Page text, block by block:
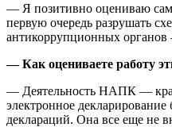
— Я позитивно оцениваю
первую очередь разрушать
антикоррупционных
— Как оцениваете работу
— Деятельность НАПК —
электронное
деклараций. Она все еще не